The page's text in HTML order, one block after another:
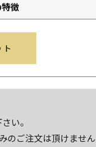
徴
い。
のご注文は頂けません